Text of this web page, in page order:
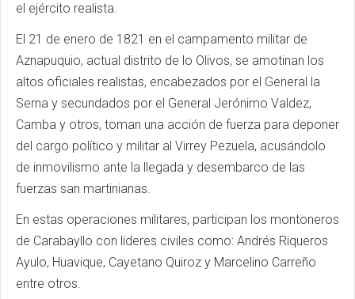
el ejército realista.
El 21 de enero de 1821 en el campamento militar de
Aznapuquio, actual distrito de lo Olivos, se amotinan los
altos oficiales realistas, encabezados por el General la
Serna y secundados por el General Jerónimo Valdez,
Camba y otros, toman una acción de fuerza para deponer
del cargo político y militar al Virrey Pezuela, acusándolo
de inmovilismo ante la llegada y desembarco de las
fuerzas san martinianas.
En estas operaciones militares, participan los montoneros
de Carabayllo con líderes civiles como: Andrés Riqueros
Ayulo, Huavique, Cayetano Quiroz y Marcelino Carreño
entre otros.